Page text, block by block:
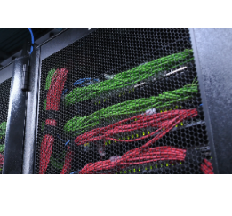
個人問わず情報を扱うことが普
アル社会の活動は融合が進んでい
トの安全性や品質の向上は不可欠
する時流に合わせて日々分析と
全性と品質の向上に取り組んで